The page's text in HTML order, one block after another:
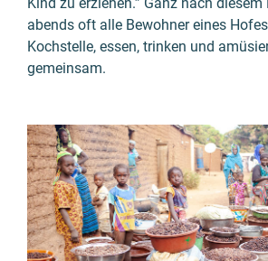
Kind zu erziehen.” Ganz nach
abends oft alle Bewohner eines
Kochstelle, essen, trinken und
gemeinsam.